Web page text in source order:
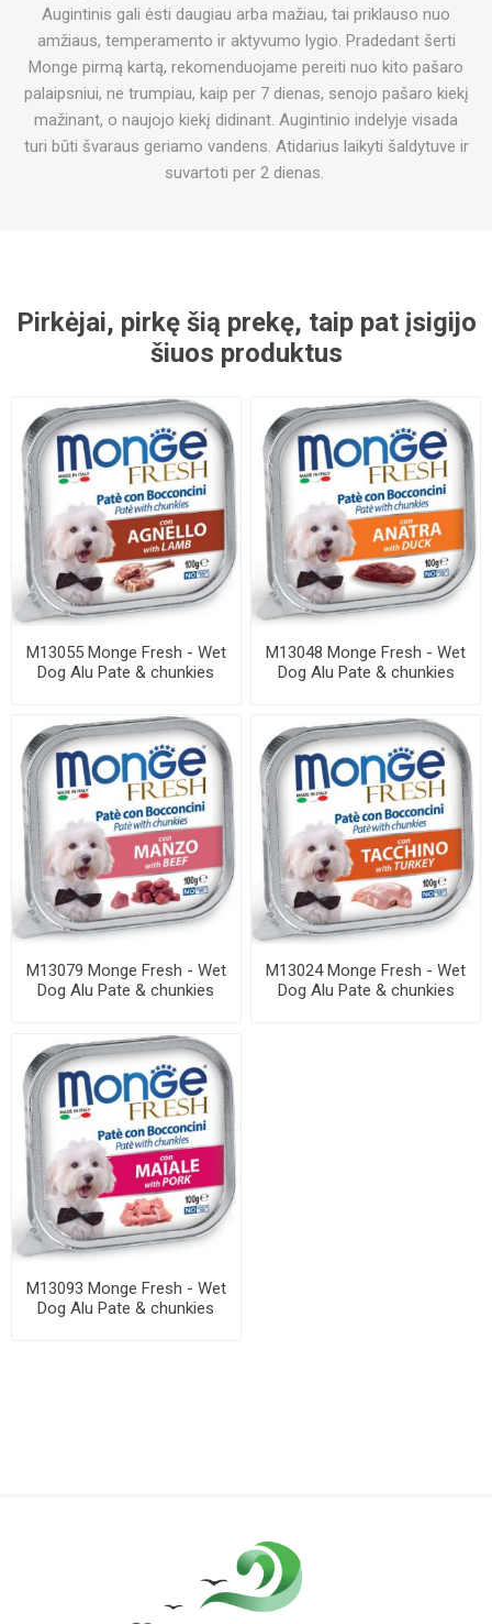
Augintinis gali ėsti daugiau arba mažiau, tai priklauso nuo
amžiaus, temperamento ir aktyvumo lygio. Pradedant šerti
Monge pirmą kartą, rekomenduojame pereiti nuo kito pašaro
palaipsniui, ne trumpiau, kaip per 7 dienas, senojo pašaro kiekį
mažinant, o naujojo kiekį didinant. Augintinio indelyje visada
turi būti švaraus geriamo vandens. Atidarius laikyti šaldytuve ir
suvartoti per 2 dienas.
Pirkėjai, pirkę šią prekę, taip pat įsigijo
šiuos produktus
M13055 Monge Fresh - Wet
Dog Alu Pate & chunkies
M13048 Monge Fresh - Wet
Dog Alu Pate & chunkies
M13079 Monge Fresh - Wet
Dog Alu Pate & chunkies
M13024 Monge Fresh - Wet
Dog Alu Pate & chunkies
M13093 Monge Fresh - Wet
Dog Alu Pate & chunkies